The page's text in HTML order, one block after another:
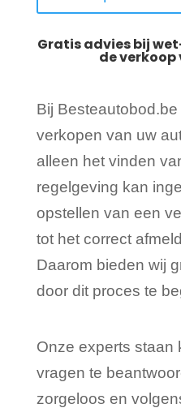
Gratis advies bij
de
Bij
verkopen van uw
alleen het vinden
regelgeving kan
opstellen van een
tot het correct
Daarom bieden wij
door dit proces te
Onze experts staan
vragen te
zorgeloos en